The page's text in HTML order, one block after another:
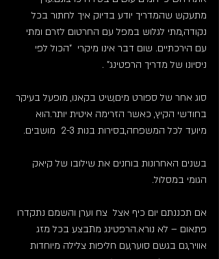
מתעקש שהמדריך יודע בדיוק איך לחתור בכל
נקודה,מתי לגלוש במפל עם החרטום לזרם ומתי
עם הירכתיים. שום דבר אינו מיקרי  "הכול לפי
ניסיונו של מדריך הרפטינג" .
סוג אחר של ספורט מים,שיט בקאנו, מופעל בעיקר
בחודשי הקיץ, כאשר הזרימה איטית יותר.הוא
מיועד לכל המשפחה,בסירות בנות 2-3  מושבים.
בשנים האחרונות בוחנים את שילובו של קיאק
הגומי במסלול.
אם תכננתם יום כיף אצל  צח וערן והשמם נתקדרו
פתאום – לא נורא.הרפטינג מתבצע בכל מזג
אוויר,גם בגשם סוער,עם חליפות צלילה מיוחדות